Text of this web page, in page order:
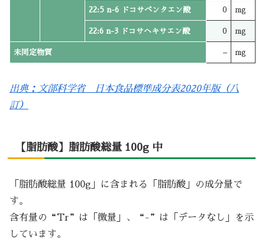
22:5 n-6 ドコサペンタエン酸 0 mg
22:6 n-3 ドコサヘキサエン酸 0 mg
未同定物質 – mg
出典：文部科学省 日本食品標準成分表2020年版（八
訂）
【脂肪酸】脂肪酸総量 100g 中
「脂肪酸総量 100g」に含まれる「脂肪酸」の成分量で
す。
含有量の“Tr”は「微量」、“-”は「データなし」を示
しています。